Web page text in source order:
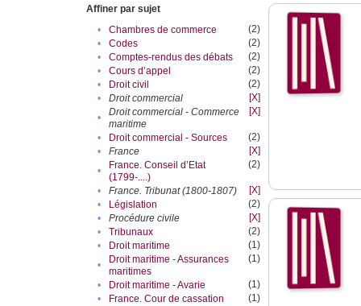
Affiner par sujet
•
Chambres de commerce
(2)
•
Codes
(2)
•
Comptes-rendus des débats
(2)
•
Cours d’appel
(2)
•
Droit civil
(2)
•
Droit commercial
[X]
•
Droit commercial - Commerce
maritime
[X]
• Droit commercial - Sources
(2)
•
France
[X]
•
France. Conseil d’Etat
(1799-....)
(2)
• France. Tribunat (1800-1807)
[X]
•
Législation
(2)
•
Procédure civile
[X]
•
Tribunaux
(2)
•
Droit maritime
(1)
•
Droit maritime - Assurances
maritimes
(1)
• Droit maritime - Avarie
(1)
•
France. Cour de cassation
(1)